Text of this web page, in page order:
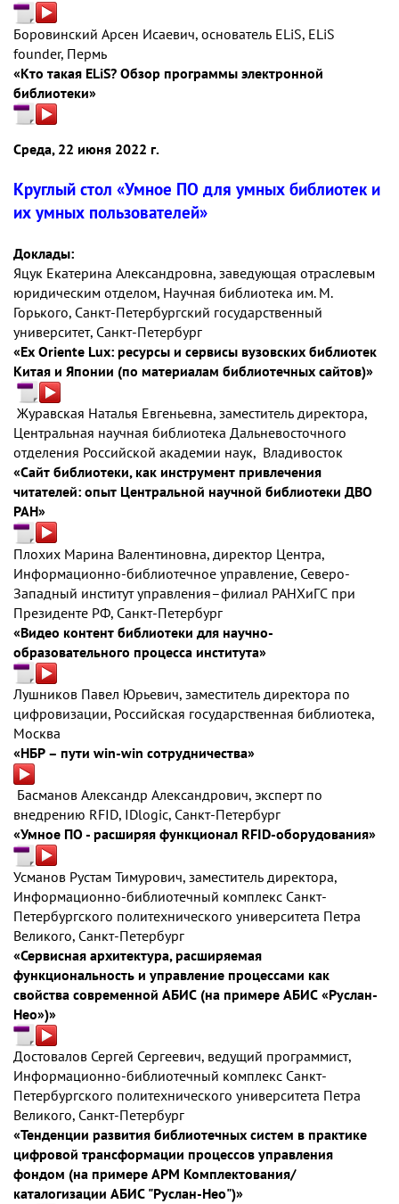
Боровинский Арсен Исаевич, основатель ELiS, ELiS
founder, Пермь
«Кто такая ELiS? Обзор программы электронной
библиотеки»
Среда, 22 июня 2022 г.
Круглый стол «Умное ПО для умных библиотек и
их умных пользователей»
Доклады:
Яцук Екатерина Александровна, заведующая отраслевым
юридическим отделом, Научная библиотека им. М.
Горького, Санкт-Петербургский государственный
университет, Санкт-Петербург
«Ex Oriente Lux: ресурсы и сервисы вузовских библиотек
Китая и Японии (по материалам библиотечных сайтов)»
Журавская Наталья Евгеньевна, заместитель директора,
Центральная научная библиотека Дальневосточного
отделения Российской академии наук, Владивосток
«Сайт библиотеки, как инструмент привлечения
читателей: опыт Центральной научной библиотеки ДВО
РАН»
Плохих Марина Валентиновна, директор Центра,
Информационно-библиотечное управление, Северо-
Западный институт управления–филиал РАНХиГС при
Президенте РФ, Санкт-Петербург
«Видео контент библиотеки для научно-
образовательного процесса института»
Лушников Павел Юрьевич, заместитель директора по
цифровизации, Российская государственная библиотека,
Москва
«НБР – пути win-win сотрудничества»
Басманов Александр Александрович, эксперт по
внедрению RFID, IDlogic, Санкт-Петербург
«Умное ПО - расширяя функционал RFID-оборудования»
Усманов Рустам Тимурович, заместитель директора,
Информационно-библиотечный комплекс Санкт-
Петербургского политехнического университета Петра
Великого, Санкт-Петербург
«Сервисная архитектура, расширяемая
функциональность и управление процессами как
свойства современной АБИС (на примере АБИС «Руслан-
Нео»)»
Достовалов Сергей Сергеевич, ведущий программист,
Информационно-библиотечный комплекс Санкт-
Петербургского политехнического университета Петра
Великого, Санкт-Петербург
«Тенденции развития библиотечных систем в практике
цифровой трансформации процессов управления
фондом (на примере АРМ Комплектования/
каталогизации АБИС "Руслан-Нео")»